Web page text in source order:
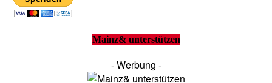
Mainz& unterstützen
- Werbung -